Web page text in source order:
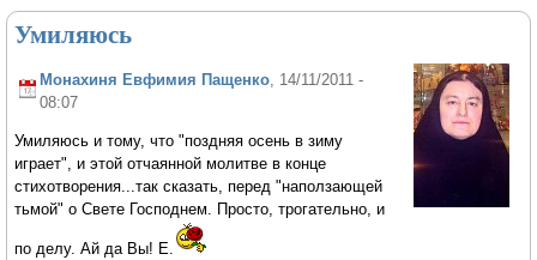
Умиляюсь
Монахиня Евфимия Пащенко , 14/11/2011 -
08:07
Умиляюсь и тому, что "поздняя осень в зиму
играет", и этой отчаянной молитве в конце
стихотворения...так сказать, перед "наползающей
тьмой" о Свете Господнем. Просто, трогательно, и
по делу. Ай да Вы! Е.